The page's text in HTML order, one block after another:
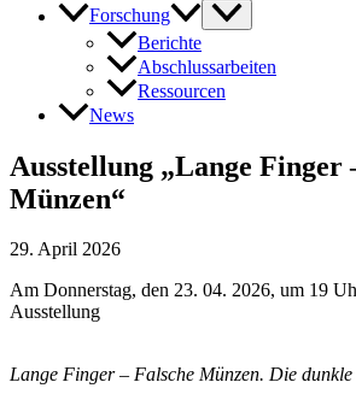
Forschung
Berichte
Abschlussarbeiten
Ressourcen
News
Ausstellung „Lange Finger
Münzen“
29. April 2026
Am Donnerstag, den 23. 04. 2026, um 19
Ausstellung
Lange Finger – Falsche Münzen. Die